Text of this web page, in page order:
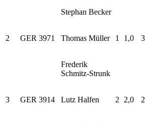
Stephan Becker
2 GER 3971 Thomas Müller 1 1,0 3
Frederik
Schmitz-Strunk
3 GER 3914 Lutz Halfen 2 2,0 2